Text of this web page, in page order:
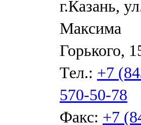
г.Казань,
Максима
Горького,
Тел.: +7
570-50-78
Факс: +7